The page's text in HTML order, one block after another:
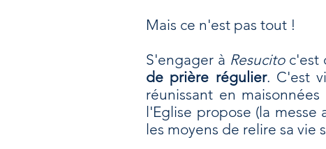
Mais ce n'est pas tout !
S'engager à Resucitoc'est
de prière régulier. C'est
réunissant en
l'Eglise propose (la
les moyens de relire sa vie